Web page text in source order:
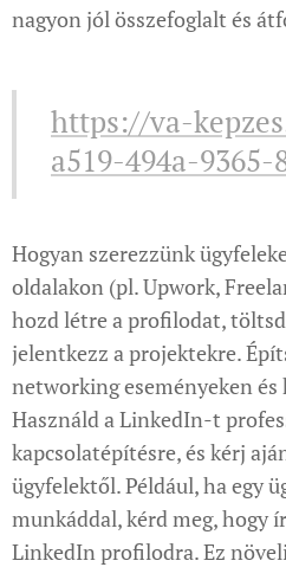
nagyon jól összefoglalt és
https://va-
a519-494a-9365-
Hogyan szerezzünk
oldalakon (pl. Upwork,
hozd létre a profilodat,
jelentkezz a projektekre.
networking eseményeken
Használd a LinkedIn-t
kapcsolatépítésre, és kérj
ügyfelektől. Például, ha egy
munkáddal, kérd meg, hogy
LinkedIn profilodra. Ez